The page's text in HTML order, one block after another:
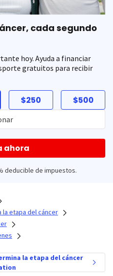
cada segundo
hoy. Ayuda a financiar
gratuitos para recibir
$250 $500
ahora
deducible de impuestos.
la etapa del cáncer
la etapa del cáncer